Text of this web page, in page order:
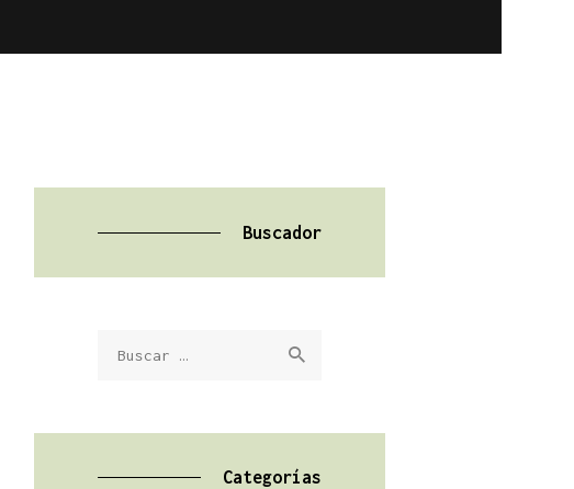
Buscador
Categorías